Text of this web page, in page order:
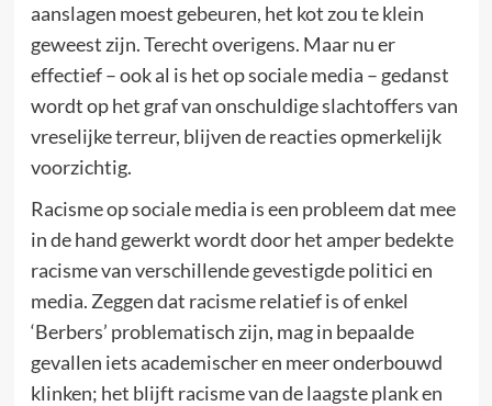
aanslagen moest gebeuren, het kot zou te klein
geweest zijn. Terecht overigens. Maar nu er
effectief – ook al is het op sociale media – gedanst
wordt op het graf van onschuldige slachtoffers van
vreselijke terreur, blijven de reacties opmerkelijk
voorzichtig.
Racisme op sociale media is een probleem dat mee
in de hand gewerkt wordt door het amper bedekte
racisme van verschillende gevestigde politici en
media. Zeggen dat racisme relatief is of enkel
‘Berbers’ problematisch zijn, mag in bepaalde
gevallen iets academischer en meer onderbouwd
klinken; het blijft racisme van de laagste plank en